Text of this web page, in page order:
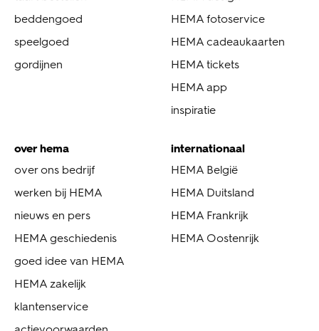
beddengoed
speelgoed
gordijnen
HEMA fotoservice
HEMA cadeaukaarten
HEMA tickets
HEMA app
inspiratie
over hema
over ons bedrijf
werken bij HEMA
nieuws en pers
HEMA geschiedenis
goed idee van HEMA
HEMA zakelijk
klantenservice
internationaal
HEMA België
HEMA Duitsland
HEMA Frankrijk
HEMA Oostenrijk